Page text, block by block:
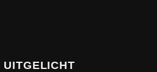
UITGELICHT